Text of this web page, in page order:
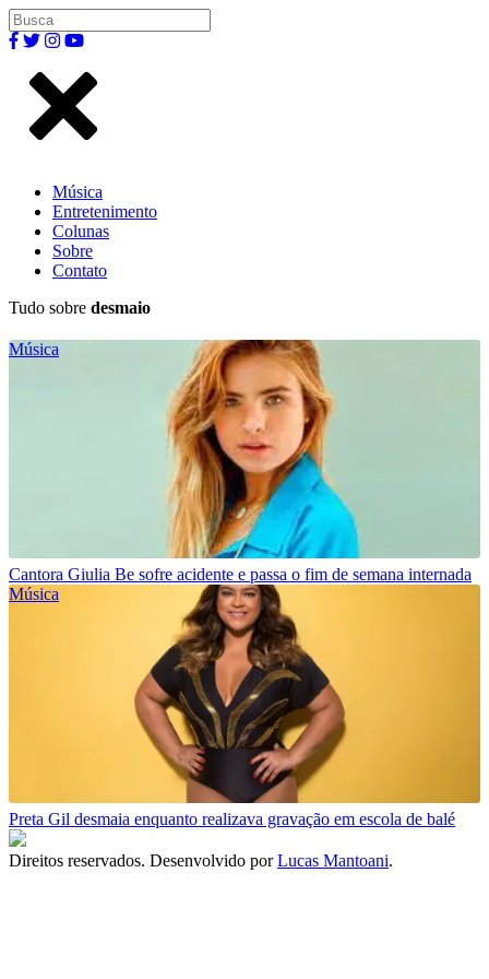
Música
Entretenimento
Colunas
Sobre
Contato
Tudo sobre desmaio
Música
Cantora Giulia Be sofre acidente e passa o fim de semana internada
Música
Preta Gil desmaia enquanto realizava gravação em escola de balé
Direitos reservados. Desenvolvido porLucas Mantoani.